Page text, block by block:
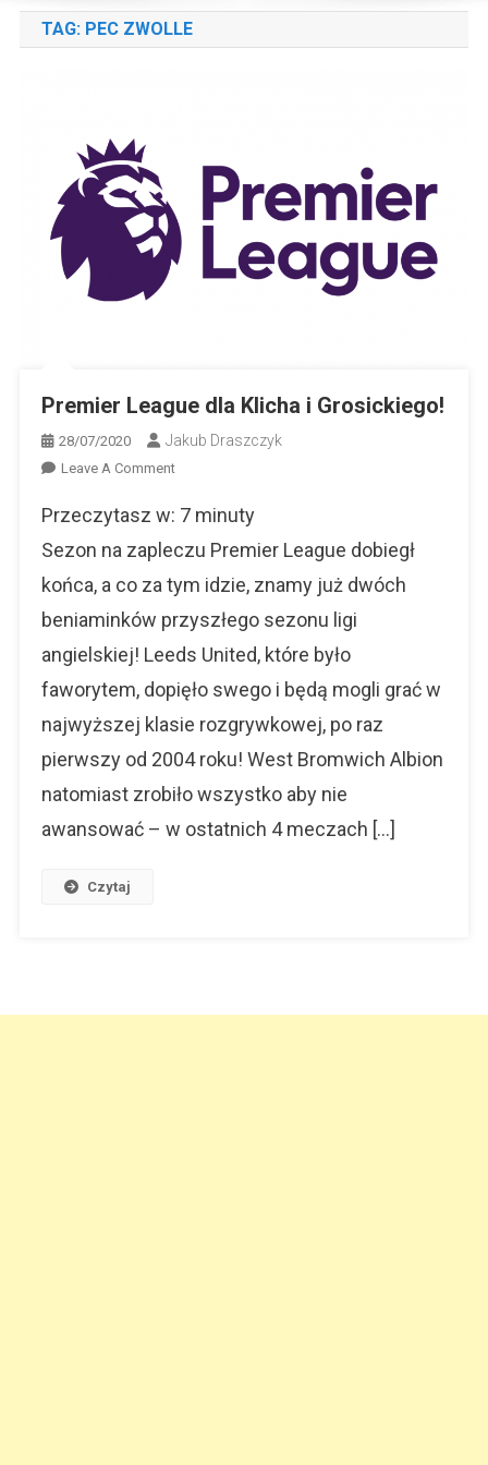
TAG: PEC ZWOLLE
Premier League dla Klicha i Grosickiego!
28/07/2020 Jakub Draszczyk
Leave A CommentOn
League
I
Grosickiego!
Przeczytasz w: 7 minuty
Sezon na zapleczu Premier League dobiegł
końca, a co za tym idzie, znamy już dwóch
beniaminków przyszłego sezonu ligi
angielskiej! Leeds United, które było
faworytem, dopięło swego i będą mogli grać w
najwyższej klasie rozgrywkowej, po raz
pierwszy od 2004 roku! West Bromwich Albion
natomiast zrobiło wszystko aby nie
awansować – w ostatnich 4 meczach […]
Czytaj